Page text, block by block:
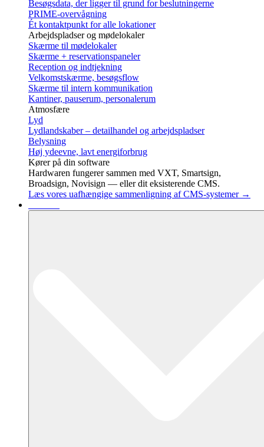
Besøgsdata, der ligger til grund for beslutningerne
PRIME-overvågning
Ét kontaktpunkt for alle lokationer
Arbejdspladser og mødelokaler
Skærme til mødelokaler
Skærme + reservationspaneler
Reception og indtjekning
Velkomstskærme, besøgsflow
Skærme til intern kommunikation
Kantiner, pauserum, personalerum
Atmosfære
Lyd
Lydlandskaber – detailhandel og arbejdspladser
Belysning
Høj ydeevne, lavt energiforbrug
Kører på din software
Hardwaren fungerer sammen med VXT, Smartsign,
Broadsign, Novisign — eller dit eksisterende CMS.
Læs vores uafhængige sammenligning af CMS-systemer →